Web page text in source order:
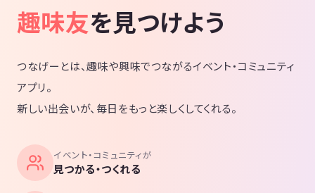
趣味友を見つけよう
つなげーとは、趣味や興味でつながるイベント・コミュニティ
アプリ。
新しい出会いが、毎日をもっと楽しくしてくれる。
イベント・コミュニティが
見つかる・つくれる